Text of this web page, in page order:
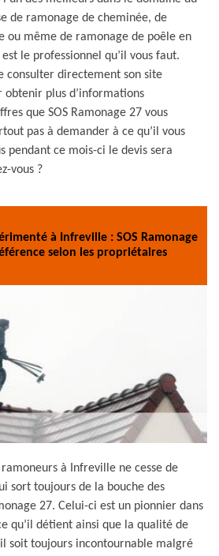
de ramonage de cheminée, de
ou même de ramonage de poêle en
est le professionnel qu’il vous faut.
consulter directement son site
plus d’informations
que SOS Ramonage 27 vous
pas à demander à ce qu’il vous
pendant ce mois-ci le devis sera
vous ?
à Infreville : SOS Ramonage
selon les propriétaires
à Infreville ne cesse de
sort toujours de la bouche des
27. Celui-ci est un pionnier dans
qu’il détient ainsi que la qualité de
soit toujours incontournable malgré